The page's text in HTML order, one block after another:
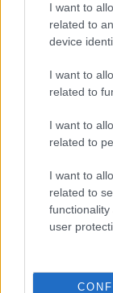
I want to
related to
device
I want to
related to
I want to
related to
I want to
related to
user